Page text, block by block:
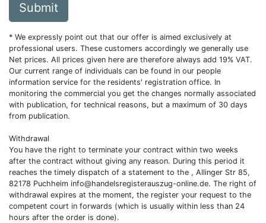
Submit
* We expressly point out that our offer is aimed exclusively at
professional users. These customers accordingly we generally use
Net prices. All prices given here are therefore always add 19% VAT.
Our current range of individuals can be found in our people
information service for the residents' registration office. In
monitoring the commercial you get the changes normally associated
with publication, for technical reasons, but a maximum of 30 days
from publication.
Withdrawal
You have the right to terminate your contract within two weeks
after the contract without giving any reason. During this period it
reaches the timely dispatch of a statement to the , Allinger Str 85,
82178 Puchheim info@handelsregisterauszug-online.de. The right of
withdrawal expires at the moment, the register your request to the
competent court in forwards (which is usually within less than 24
hours after the order is done).